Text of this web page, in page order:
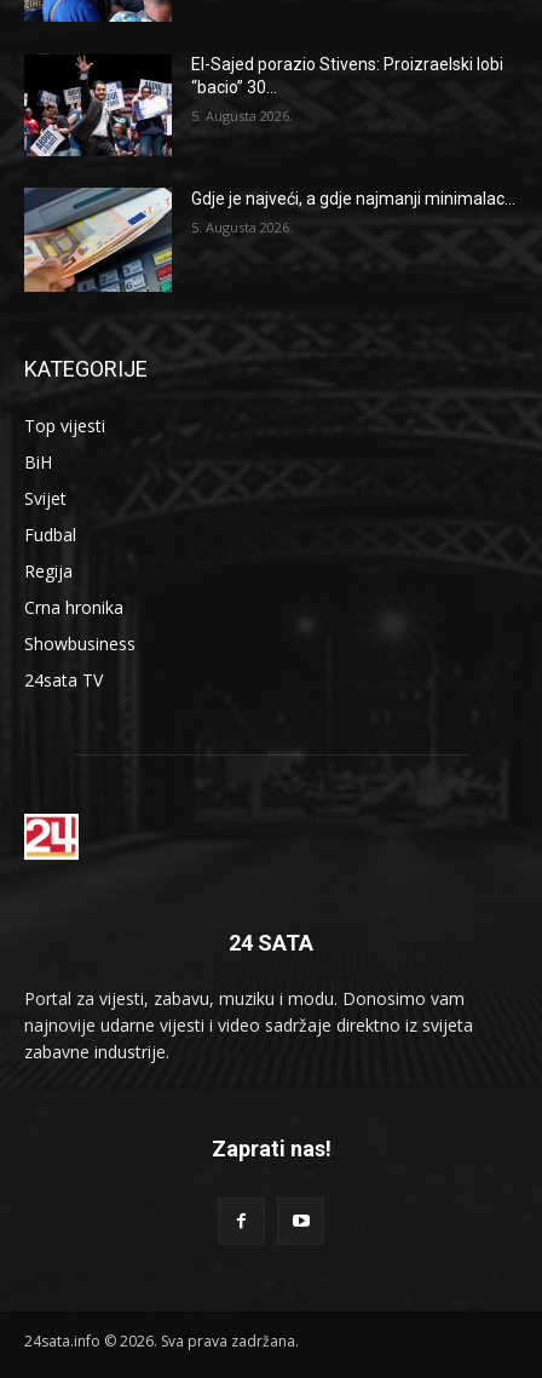
El-Sajed porazio Stivens: Proizraelski lobi
“bacio” 30...
5. Augusta 2026.
Gdje je najveći, a gdje najmanji minimalac...
5. Augusta 2026.
KATEGORIJE
Top vijesti
BiH
Svijet
Fudbal
Regija
Crna hronika
Showbusiness
24sata TV
24 SATA
Portal za vijesti, zabavu, muziku i modu. Donosimo vam
najnovije udarne vijesti i video sadržaje direktno iz svijeta
zabavne industrije.
Zaprati nas!
24sata.info © 2026. Sva prava zadržana.